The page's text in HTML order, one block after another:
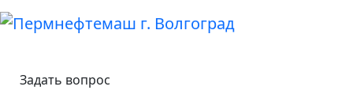
Задать вопрос